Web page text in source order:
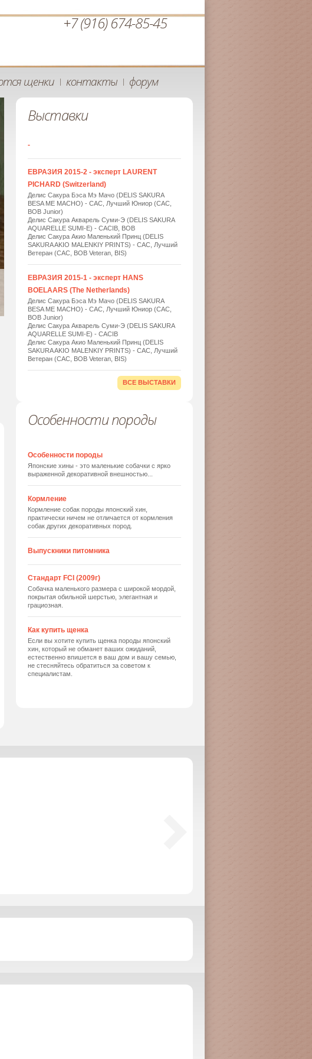
+7 (916) 674-85-45
щенки | контакты | форум
Выставки
-
ЕВРАЗИЯ 2015-2 - эксперт LAURENT
PICHARD (Switzerland)
Делис Сакура Бэса Мэ Мачо (DELIS SAKURA
BESA ME MACHO) - САС, Лучший Юниор (САС,
BOB Junior)
Делис Сакура Акварель Суми-Э (DELIS SAKURA
AQUARELLE SUMI-E) - САСIB, BOB
Делис Сакура Акио Маленький Принц (DELIS
SAKURA AKIO MALENKIY PRINTS) - САС, Лучший
Ветеран (САС, BOB Veteran, BIS)
ЕВРАЗИЯ 2015-1 - эксперт HANS
BOELAARS (The Netherlands)
Делис Сакура Бэса Мэ Мачо (DELIS SAKURA
BESA ME MACHO) - САС, Лучший Юниор (САС,
BOB Junior)
Делис Сакура Акварель Суми-Э (DELIS SAKURA
AQUARELLE SUMI-E) - САСIB
Делис Сакура Акио Маленький Принц (DELIS
SAKURA AKIO MALENKIY PRINTS) - САС, Лучший
Ветеран (САС, BOB Veteran, BIS)
ВСЕ ВЫСТАВКИ
Особенности породы
Особенности породы
Японские хины - это маленькие собачки с ярко
выраженной декоративной внешностью...
Кормление
Кормление собак породы японский хин,
практически ничем не отличается от кормления
собак других декоративных пород.
Выпускники питомника
Стандарт FCI (2009г)
Собачка маленького размера с широкой мордой,
покрытая обильной шерстью, элегантная и
грациозная.
Как купить щенка
Если вы хотите купить щенка породы японский
хин, который не обманет ваших ожиданий,
естественно впишется в ваш дом и вашу семью,
не стесняйтесь обратиться за советом к
специалистам.